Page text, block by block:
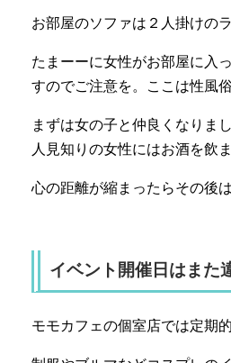
お部屋のソファは２人掛けの
たまーーに女性がお部屋に入
すのでご注意を。ここは性風
まずは女の子と仲良くなりまし
人見知りの女性にはお酒を飲
心の距離が縮まったらその後
イベント開催日はまた
モモカフェの個室店では定期